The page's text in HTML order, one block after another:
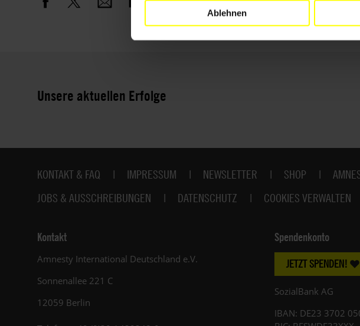
Ablehnen
Unsere aktuellen Erfolge
Fußbereich
KONTAKT & FAQ IMPRESSUM NEWSLETTER SHOP
JOBS & AUSSCHREIBUNGEN
DATENSCHUTZ COOKIES VERWALTEN
Kontakt
Amnesty International Deutschland e.V.
Sonnenallee 221 C
12059 Berlin
Spendenkonto
JETZT SPENDEN!
SozialBank AG
IBAN: DE23 3702